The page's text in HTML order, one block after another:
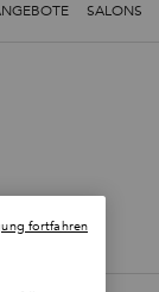
SALONS
fortfahren